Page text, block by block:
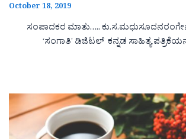
October 18, 2019
ಸಂಪಾದಕರ ಮಾತು…..
‘ಸಂಗಾತಿ’ ಡಿಜಿಟಲ್ ಕನ್ನಡ ಸಾಹಿತ್ಯ